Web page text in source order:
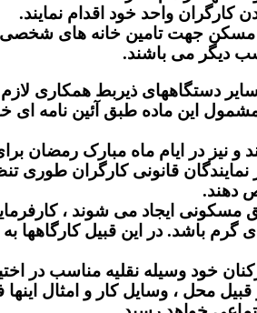
فاقد مسکن جهت تامین خانه های
دیگر می باشند.
مشمول این ماده طبق آئین نامه ای
و نیز در ایام ماه مبارک رمضان
قانونی کارگران طوری
دهند.
مسکونی ایجاد می شوند ،
گرم باشد. در این قبیل